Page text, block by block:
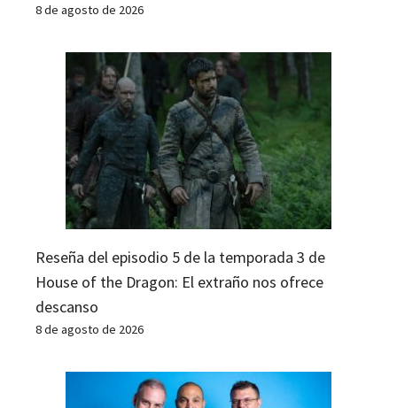
8 de agosto de 2026
Reseña del episodio 5 de la temporada 3 de
House of the Dragon: El extraño nos ofrece
descanso
8 de agosto de 2026